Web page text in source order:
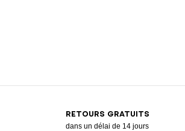
RETOURS GRATUITS
dans un délai de 14 jours